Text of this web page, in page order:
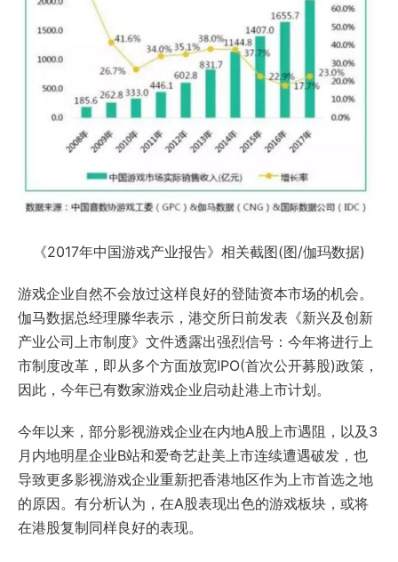
《2017年中国游戏产业报告》相关截图(图/伽玛数据)
游戏企业自然不会放过这样良好的登陆资本市场的机会。
伽马数据总经理滕华表示，港交所日前发表《新兴及创新
产业公司上市制度》文件透露出强烈信号：今年将进行上
市制度改革，即从多个方面放宽IPO(首次公开募股)政策，
因此，今年已有数家游戏企业启动赴港上市计划。
今年以来，部分影视游戏企业在内地A股上市遇阻，以及3
月内地明星企业B站和爱奇艺赴美上市连续遭遇破发，也
导致更多影视游戏企业重新把香港地区作为上市首选之地
的原因。有分析认为，在A股表现出色的游戏板块，或将
在港股复制同样良好的表现。